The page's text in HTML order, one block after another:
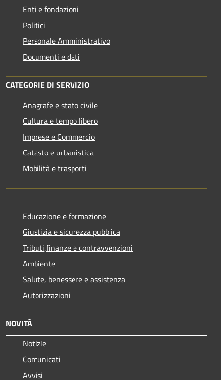
Enti e fondazioni
Politici
Personale Amministrativo
Documenti e dati
CATEGORIE DI SERVIZIO
Anagrafe e stato civile
Cultura e tempo libero
Imprese e Commercio
Catasto e urbanistica
Mobilità e trasporti
Educazione e formazione
Giustizia e sicurezza pubblica
Tributi,finanze e contravvenzioni
Ambiente
Salute, benessere e assistenza
Autorizzazioni
NOVITÀ
Notizie
Comunicati
Avvisi